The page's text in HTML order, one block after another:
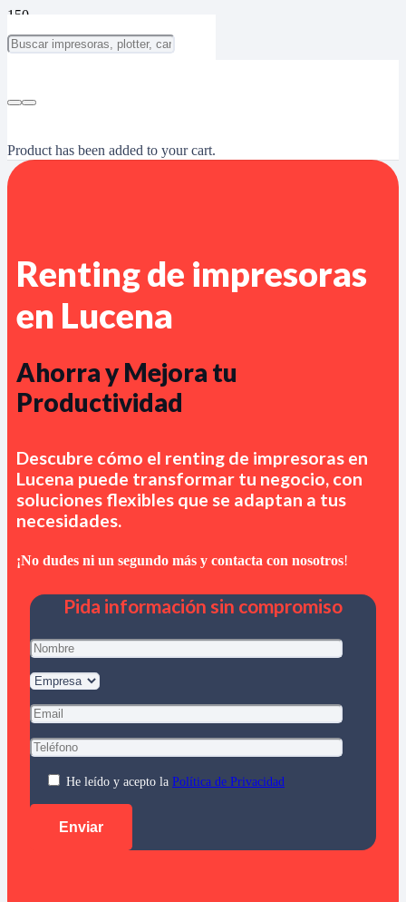
Product has been added to your cart.
Renting de impresoras
en Lucena
Ahorra y Mejora tu
Productividad
Descubre cómo el renting de impresoras en
Lucena puede transformar tu negocio, con
soluciones flexibles que se adaptan a tus
necesidades.
¡No dudes ni un segundo más y contacta con nosotros!
Pida información sin compromiso
He leído y acepto la Política de Privacidad